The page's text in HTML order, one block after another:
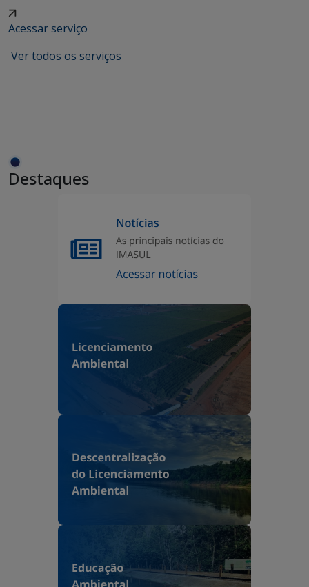
Acessar serviço
Ver todos os serviços
Destaques